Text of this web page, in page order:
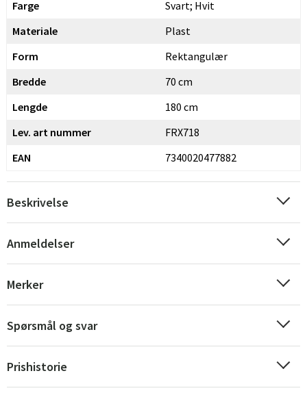
Sverige
Norge
Farge
Svart; Hvit
Materiale
Plast
Form
Rektangulær
Bredde
70 cm
Lengde
180 cm
Lev. art nummer
FRX718
EAN
7340020477882
Beskrivelse
Anmeldelser
Merker
Spørsmål og svar
Prishistorie